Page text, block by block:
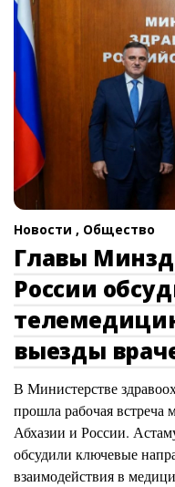
Новости , Общество
Главы
России
выезды
В Министерстве
прошла рабочая встреча
Абхазии и России.
обсудили ключевые
взаимодействия в